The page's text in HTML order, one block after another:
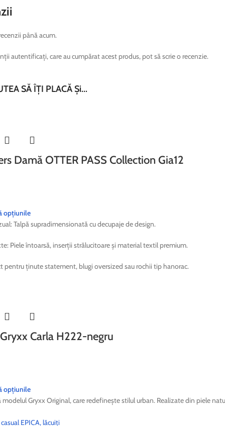
până acum.
autentificați, care au cumpărat acest produs, pot să scrie o recenzie.
SĂ ÎȚI PLACĂ Și...
Damă OTTER PASS Collection Gia12
opțiunile
Talpă supradimensionată cu decupaje de design.
Piele întoarsă, inserții strălucitoare și material textil premium.
pentru ținute statement, blugi oversized sau rochii tip hanorac.
Carla H222-negru
opțiunile
modelul Gryxx Original, care redefinește stilul urban. Realizate din piele